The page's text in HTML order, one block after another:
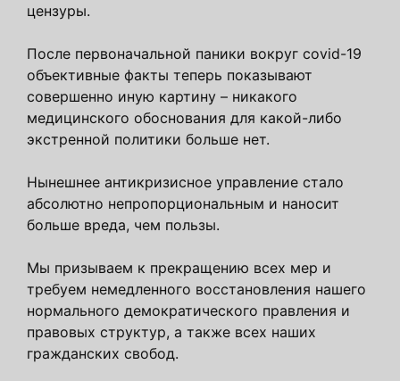
цензуры.
После первоначальной паники вокруг covid-19
объективные факты теперь показывают
совершенно иную картину – никакого
медицинского обоснования для какой-либо
экстренной политики больше нет.
Нынешнее антикризисное управление стало
абсолютно непропорциональным и наносит
больше вреда, чем пользы.
Мы призываем к прекращению всех мер и
требуем немедленного восстановления нашего
нормального демократического правления и
правовых структур, а также всех наших
гражданских свобод.